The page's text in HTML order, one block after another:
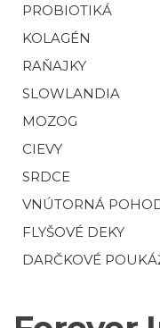
PROBIOTIKÁ
KOLAGÉN
RAŇAJKY
SLOWLANDIA
MOZOG
CIEVY
SRDCE
VNÚTORNÁ
FLYŠOVÉ DEKY
DARČKOVÉ